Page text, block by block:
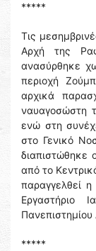
*****
Τις
Αρχή της
ανασύρθηκε
περιοχή
αρχικά
ναυαγοσώστη
ενώ στη
στο Γενικό
διαπιστώθηκε
από το
παραγγελθεί η
Εργαστήριο
*****